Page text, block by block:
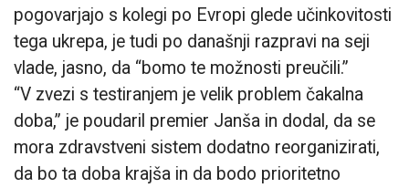
pogovarjajo s kolegi po Evropi glede učinkovitosti
tega ukrepa, je tudi po današnji razpravi na seji
vlade, jasno, da “bomo te možnosti preučili.”
“V zvezi s testiranjem je velik problem čakalna
doba,” je poudaril premier Janša in dodal, da se
mora zdravstveni sistem dodatno reorganizirati,
da bo ta doba krajša in da bodo prioritetno